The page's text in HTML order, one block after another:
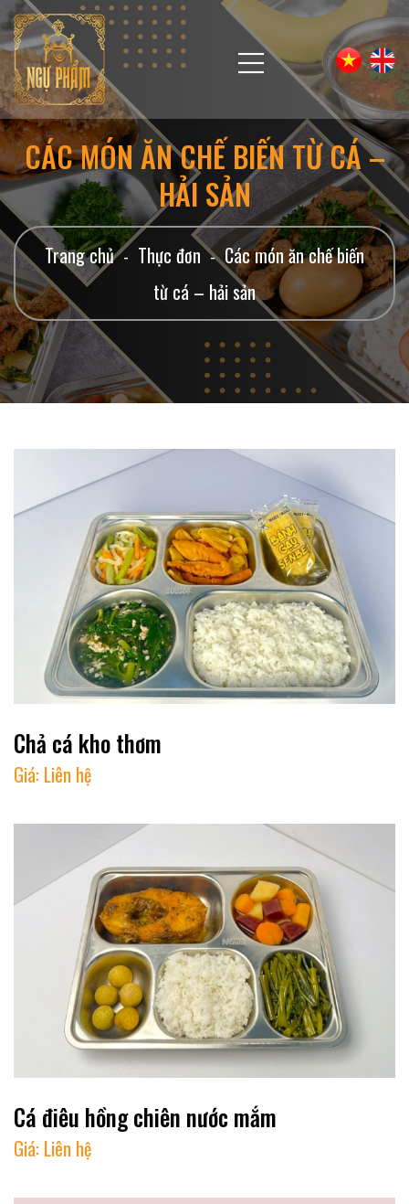
CÁC MÓN ĂN CHẾ BIẾN TỪ CÁ –
HẢI SẢN
Trang chủ - Thực đơn - Các món ăn chế biến
từ cá – hải sản
Chả cá kho thơm
Giá: Liên hệ
Cá điêu hồng chiên nước mắm
Giá: Liên hệ